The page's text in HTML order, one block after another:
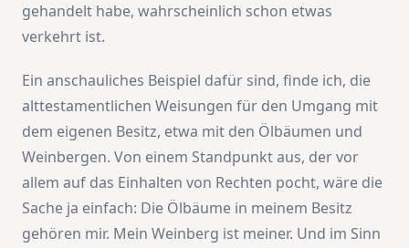
gehandelt habe, wahrscheinlich schon etwas
verkehrt ist.
Ein anschauliches Beispiel dafür sind, finde ich, die
alttestamentlichen Weisungen für den Umgang mit
dem eigenen Besitz, etwa mit den Ölbäumen und
Weinbergen. Von einem Standpunkt aus, der vor
allem auf das Einhalten von Rechten pocht, wäre die
Sache ja einfach: Die Ölbäume in meinem Besitz
gehören mir. Mein Weinberg ist meiner. Und im Sinn